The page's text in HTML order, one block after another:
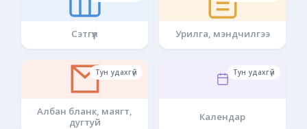
Сэтгүүл Урилга, мэндчилгээ
Тун удахгүй
Албан бланк, маягт,
дугтуй
Тун удахгүй
Календар